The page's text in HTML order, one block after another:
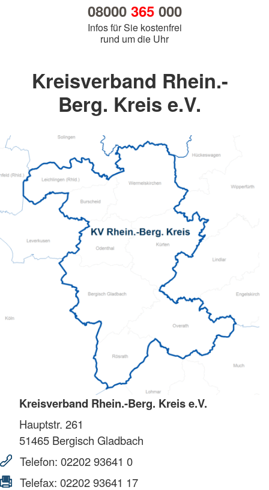
08000 365000
Infos für Sie kostenfrei
rund um die Uhr
Kreisverband Rhein.-
Berg. Kreis e.V.
Kreisverband Rhein.-Berg. Kreis e.V.
Hauptstr. 261
51465 Bergisch Gladbach
Telefon: 02202 93641 0
Telefax: 02202 93641 17